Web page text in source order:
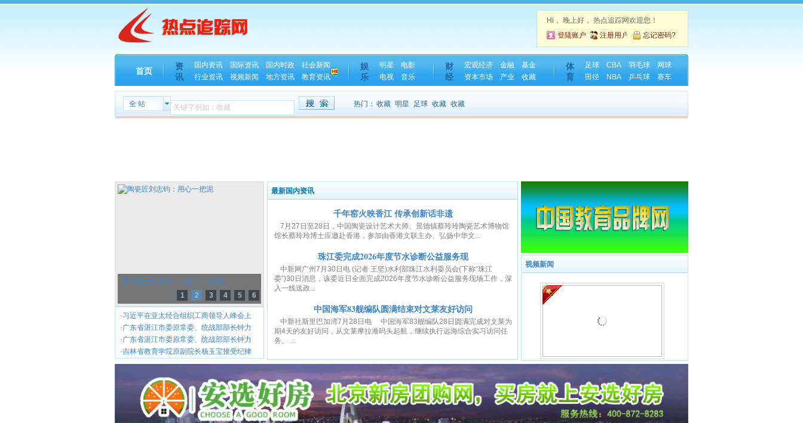
Hi， 晚上好， 热点追踪网欢迎您！
登陆账户
注册用户 忘记密码?
首页
资
讯
国内资讯 国际资讯 国内时政
社会新闻
行业资讯
视频新闻 地方资讯 教育资讯
娱
乐
明星
电影
电视
音乐
财
经
宏观经济 金融
基金
资本市场
产业 收藏
体
育
足球 CBA 羽毛球
网球
田径
NBA 乒乓球 赛车
全 站 热门： 收藏 明星 足球 收藏 收藏
陶瓷匠刘志钧：用心一把泥
1 2 3 4 5 6
·习近平在亚太经合组织工商领导人峰会上
·广东省湛江市委原常委、统战部部长钟力
·广东省湛江市委原常委、统战部部长钟力
·吉林省教育学院原副院长杨玉宝接受纪律
最新国内资讯
千年窑火映香江 传承创新话非遗
7月27日至28日，中国陶瓷设计艺术大师、景德镇蔡玲玲陶瓷艺术博物馆
馆长蔡玲玲博士应邀赴香港，参加由香港文联主办、弘扬中华文...
珠江委完成2026年度节水诊断公益服务现
中新网广州7月30日电 (记者 王坚)水利部珠江水利委员会(下称“珠江
委”)30日消息，该委近日全面完成2026年度节水诊断公益服务现场工作，深
入一线送政...
中国海军83舰编队圆满结束对文莱友好访问
中新社斯里巴加湾7月28日电 中国海军83舰编队28日圆满完成对文莱为
期4天的友好访问，从文莱摩拉港码头起航，继续执行远海综合实习访问任
务。 ...
视频新闻